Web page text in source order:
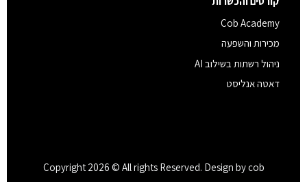
Cob Academy
מכירות והשפעה
ניהול רשתות בשילוב AI
דאטה אנליסט
Copyright 2026 © All rights Reserved. Design by cob